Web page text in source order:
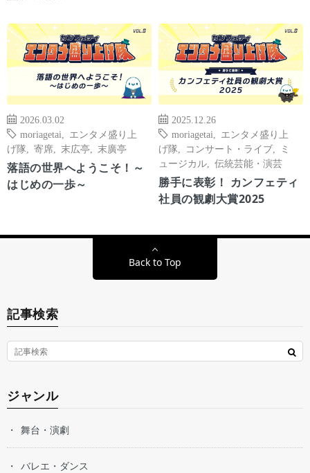
2026.03.02
moriagetai
エンタメ盛り上
げ隊
寄席 末広亭 末廣亭
落語の世界へようこそ！～
はじめの一歩～
2025.12.26
moriagetai
エンタメ盛り上
げ隊
コンサート・ライブ
ミ
ュージカル
伝統芸能・演芸
勝手に表彰！ カンフェティ
社員の観劇大賞2025
Back to Top
記事検索
ジャンル
舞台・演劇
バレエ・ダンス